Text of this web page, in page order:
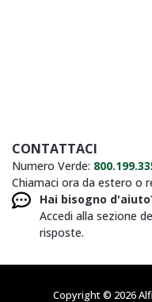
CONTATTACI
Numero Verde:
Chiamaci ora da estero o
Hai bisogno
Accedi alla sezione
risposte.
Copyright © 2026